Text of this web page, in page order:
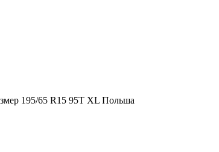
195/65 R15 95T XL Польша